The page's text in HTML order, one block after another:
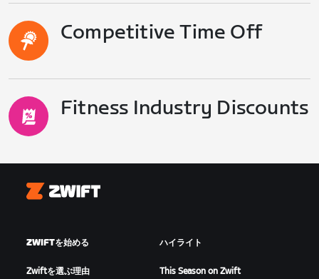
Competitive Time Off
Fitness Industry Discounts
Zwift
ZWIFTを始める
Zwiftを選ぶ理由
ハイライト
This Season on Zwift